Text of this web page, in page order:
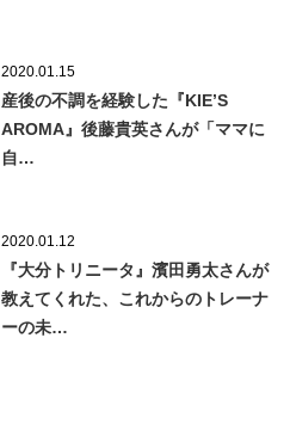
2020.01.15
産後の不調を経験した『KIE’S
AROMA』後藤貴英さんが「ママに
自…
2020.01.12
『大分トリニータ』濱田勇太さんが
教えてくれた、これからのトレーナ
ーの未…